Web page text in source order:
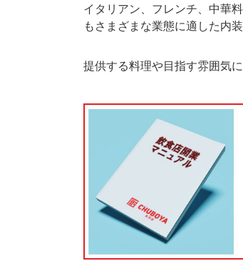
イタリアン、フレンチ、中華
もさまざまな業態に適した内装
提供する料理や目指す雰囲気